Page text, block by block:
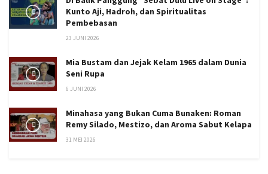
Kunto Aji, Hadroh, dan Spiritualitas
Pembebasan
23 JUNI 2026
Mia Bustam dan Jejak Kelam 1965 dalam Dunia
Seni Rupa
6 JUNI 2026
Minahasa yang Bukan Cuma Bunaken: Roman
Remy Silado, Mestizo, dan Aroma Sabut Kelapa
31 MEI 2026